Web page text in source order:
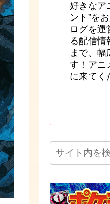
好きなア
ント”を
ログを運
る配信情
まで、幅
す！アニ
に来てく